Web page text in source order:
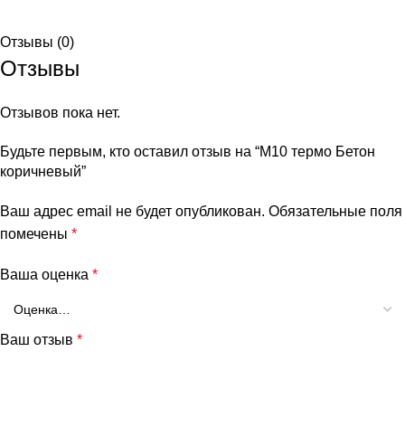
Отзывы (0)
Отзывы
Отзывов пока нет.
Будьте первым, кто оставил отзыв на “M10 термо Бетон
коричневый”
Ваш адрес email не будет опубликован. Обязательные поля
помечены *
Ваша оценка *
Ваш отзыв *